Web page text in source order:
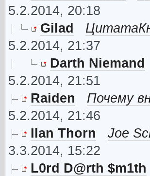
5.2.2014, 20:18
Gilad
5.2.2014, 21:37
Darth Niemand
5.2.2014, 21:51
Raiden
Почему
5.2.2014, 21:46
Ilan Thorn
Joe
3.3.2014, 15:22
L0rd D@rth $m1th